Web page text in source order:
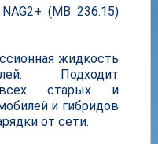
(MB 236.15)
жидкость
Подходит
старых и
и гибридов
от сети.